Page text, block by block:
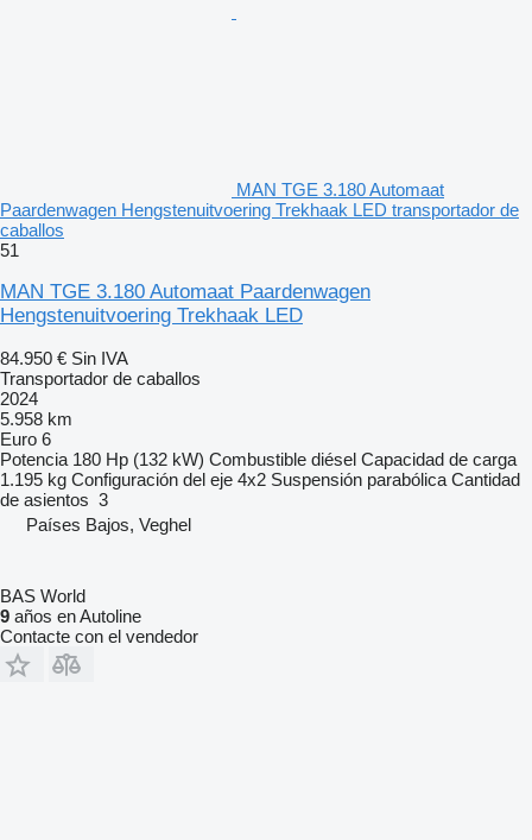
MAN TGE 3.180 Automaat
Paardenwagen Hengstenuitvoering Trekhaak LED transportador de
caballos
51
MAN TGE 3.180 Automaat Paardenwagen
Hengstenuitvoering Trekhaak LED
84.950 € Sin IVA
Transportador de caballos
2024
5.958 km
Euro 6
Potencia 180 Hp (132 kW) Combustible diésel Capacidad de carga
1.195 kg Configuración del eje 4x2 Suspensión parabólica Cantidad
de asientos 3
Países Bajos, Veghel
BAS World
9 años en Autoline
Contacte con el vendedor